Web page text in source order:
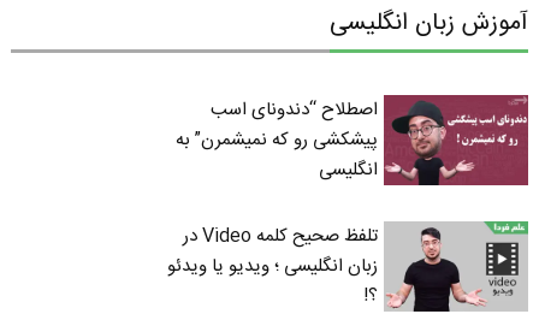
آموزش زبان انگلیسی
اصطلاح “دندونای اسب
پیشکشی رو که نمیشمرن” به
انگلیسی
تلفظ صحیح کلمه Video در
زبان انگلیسی ؛ ویدیو یا ویدئو
؟!